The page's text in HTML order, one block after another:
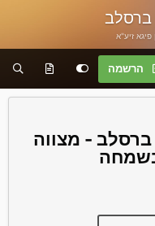
ברסלב
פיגא זיע"א
הרשמה
ברסלב - מצווה